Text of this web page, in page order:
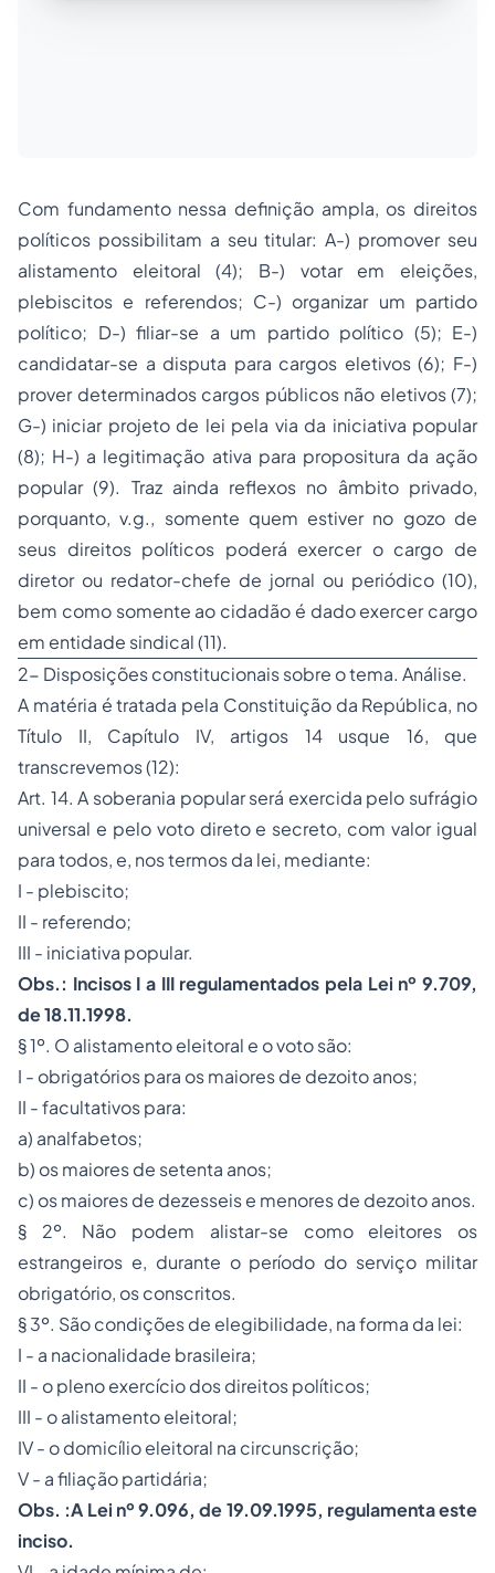
Com fundamento nessa definição ampla, os direitos
políticos possibilitam a seu titular: A-) promover seu
alistamento eleitoral (4); B-) votar em eleições,
plebiscitos e referendos; C-) organizar um partido
político; D-) filiar-se a um partido político (5); E-)
candidatar-se a disputa para cargos eletivos (6); F-)
prover determinados cargos públicos não eletivos (7);
G-) iniciar projeto de lei pela via da iniciativa popular
(8); H-) a legitimação ativa para propositura da ação
popular (9). Traz ainda reflexos no âmbito privado,
porquanto,v.g., somente quem estiver no gozo de
seus direitos políticos poderá exercer o cargo de
diretor ou redator-chefe de jornal ou periódico (10),
bem como somente ao cidadão é dado exercer cargo
em entidade sindical (11).
2- Disposições constitucionais sobre o tema. Análise.
A matéria é tratada pela Constituição da República, no
Título II, Capítulo IV, artigos 14 usque 16, que
transcrevemos (12):
Art. 14. A soberania popular será exercida pelo sufrágio
universal e pelo voto direto e secreto, com valor igual
para todos, e, nos termos da lei, mediante:
I - plebiscito;
II - referendo;
III - iniciativa popular.
Obs.: Incisos I a III regulamentados pela Lei nº 9.709,
de 18.11.1998.
§ 1º. O alistamento eleitoral e o voto são:
I - obrigatórios para os maiores de dezoito anos;
II - facultativos para:
a) analfabetos;
b) os maiores de setenta anos;
c) os maiores de dezesseis e menores de dezoito anos.
§ 2º. Não podem alistar-se como eleitores os
estrangeiros e, durante o período do serviço militar
obrigatório, os conscritos.
§ 3º. São condições de elegibilidade, na forma da lei:
I - a nacionalidade brasileira;
II - o pleno exercício dos direitos políticos;
III - o alistamento eleitoral;
IV - o domicílio eleitoral na circunscrição;
V - a filiação partidária;
Obs. :A Lei nº 9.096, de 19.09.1995, regulamenta este
inciso.